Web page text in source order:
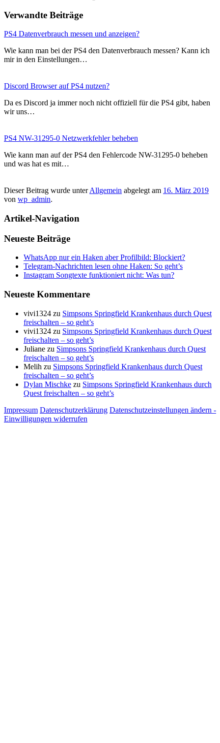
Verwandte Beiträge
PS4 Datenverbrauch messen und anzeigen?
Wie kann man bei der PS4 den Datenverbrauch messen? Kann ich
mir in den Einstellungen…
Discord Browser auf PS4 nutzen?
Da es Discord ja immer noch nicht offiziell für die PS4 gibt, haben
wir uns…
PS4 NW-31295-0 Netzwerkfehler beheben
Wie kann man auf der PS4 den Fehlercode NW-31295-0 beheben
und was hat es mit…
Dieser Beitrag wurde unterAllgemein abgelegt am 16. März 2019
von wp_admin.
Artikel-Navigation
Neueste Beiträge
WhatsApp nur ein Haken aber Profilbild: Blockiert?
Telegram-Nachrichten lesen ohne Haken: So geht’s
Instagram Songtexte funktioniert nicht: Was tun?
Neueste Kommentare
vivi1324 zu Simpsons Springfield Krankenhaus durch Quest
freischalten – so geht’s
vivi1324 zu Simpsons Springfield Krankenhaus durch Quest
freischalten – so geht’s
Juliane zu Simpsons Springfield Krankenhaus durch Quest
freischalten – so geht’s
Melih zu Simpsons Springfield Krankenhaus durch Quest
freischalten – so geht’s
Dylan Mischke zu Simpsons Springfield Krankenhaus durch
Quest freischalten – so geht’s
Impressum Datenschutzerklärung Datenschutzeinstellungen ändern -
Einwilligungen widerrufen